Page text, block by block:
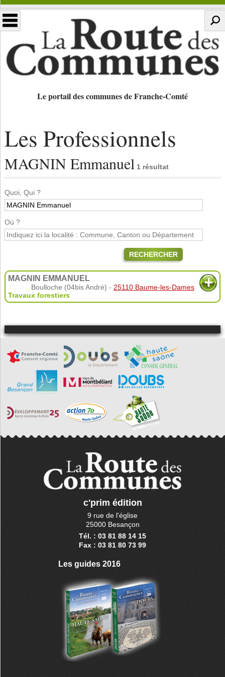
Le portail des communes de Franche-Comté
Les Professionnels
MAGNIN Emmanuel 1 résultat
Quoi, Qui ?
Où ?
RECHERCHER
MAGNIN EMMANUEL
Boulloche (04bis André) - 25110 Baume-les-Dames
Travaux forestiers
c'prim édition
9 rue de l'église
25000 Besançon
Tél. : 03 81 88 14 15
Fax : 03 81 80 73 99
Les guides 2016